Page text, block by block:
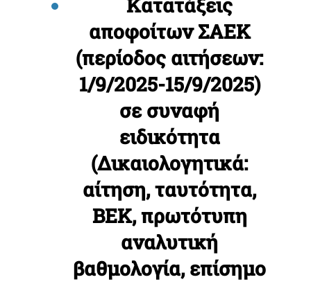
Κατατάξεις
αποφοίτων ΣΑΕΚ
(περίοδος αιτήσεων:
1/9/2025-15/9/2025)
σε συναφή
ειδικότητα
(Δικαιολογητικά:
αίτηση, ταυτότητα,
ΒΕΚ, πρωτότυπη
αναλυτική
βαθμολογία, επίσημο